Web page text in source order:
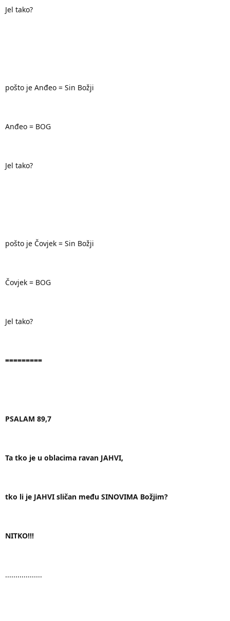
Jel tako?
pošto je Anđeo = Sin Božji
Anđeo = BOG
Jel tako?
pošto je Čovjek = Sin Božji
Čovjek = BOG
Jel tako?
=========
PSALAM 89,7
Ta tko je u oblacima ravan JAHVI,
tko li je JAHVI sličan među SINOVIMA Božjim?
NITKO!!!
..................